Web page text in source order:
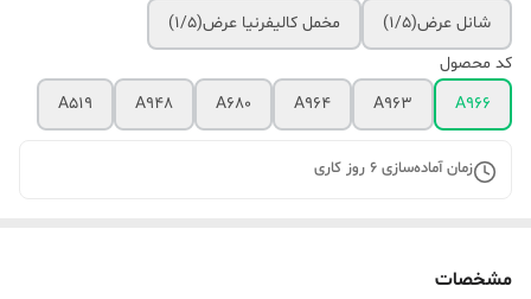
شانل عرض(۱/۵)
مخمل کالیفرنیا عرض(۱/۵)
کد محصول
A966
A963
A964
A680
A948
A519
زمان آماده‌سازی 6 روز کاری
مشخصات